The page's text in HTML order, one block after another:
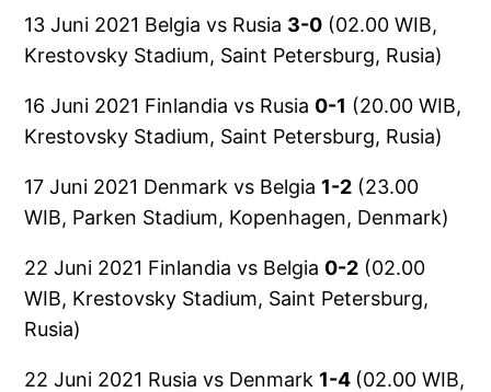
13 Juni 2021 Belgia vs Rusia 3-0 (02.00 WIB,
Krestovsky Stadium, Saint Petersburg, Rusia)
16 Juni 2021 Finlandia vs Rusia 0-1 (20.00 WIB,
Krestovsky Stadium, Saint Petersburg, Rusia)
17 Juni 2021 Denmark vs Belgia 1-2 (23.00
WIB, Parken Stadium, Kopenhagen, Denmark)
22 Juni 2021 Finlandia vs Belgia 0-2 (02.00
WIB, Krestovsky Stadium, Saint Petersburg,
Rusia)
22 Juni 2021 Rusia vs Denmark 1-4 (02.00 WIB,